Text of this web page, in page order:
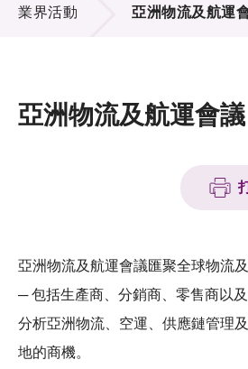
活動及消息
科技分享
會籍
業界活動 亞洲物流及航運
亞洲物流及航運會議
亞洲物流及航運會議匯聚全球物流
─ 包括生產商、分銷商、零售商以
分析亞洲物流、空運、供應鏈管理
地的商機。